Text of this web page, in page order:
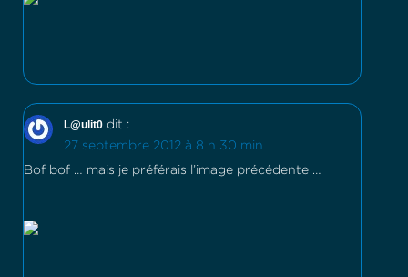
L@ulit0 dit :
27 septembre 2012 à 8 h 30 min
Bof bof … mais je préférais l’image précédente …